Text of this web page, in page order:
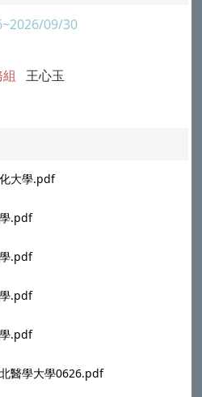
09/30
王心玉
大學.pdf
.pdf
.pdf
.pdf
.pdf
醫學大學0626.pdf